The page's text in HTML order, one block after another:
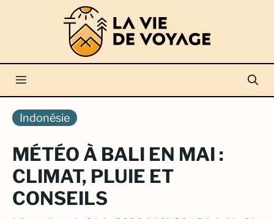
Menu
Indonésie
MÉTÉO À BALI EN MAI :
CLIMAT, PLUIE ET
CONSEILS